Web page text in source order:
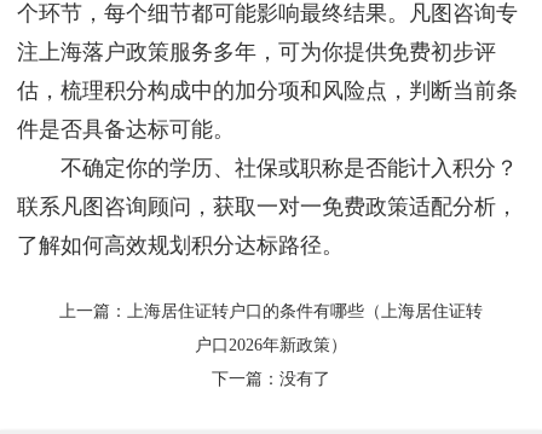
个环节，每个细节都可能影响最终结果。凡图咨询专
注上海落户政策服务多年，可为你提供免费初步评
估，梳理积分构成中的加分项和风险点，判断当前条
件是否具备达标可能。
不确定你的学历、社保或职称是否能计入积分？
联系凡图咨询顾问，获取一对一免费政策适配分析，
了解如何高效规划积分达标路径。
上一篇：
上海居住证转户口的条件有哪些（上海居住证转
户口2026年新政策）
下一篇：没有了